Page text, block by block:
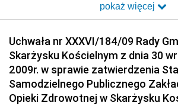
Dziennik Urzędowy Ministra
Elektronicznej
Dziennik Urzędowy Ministra Spraw
Administracji
Dziennik Urzędowy Ministra
pokaż więcej
Uchwała nr XXXVI/184/09 Rady
Skarżysku Kościelnym z dnia 30
2009r. w sprawie zatwierdzenia
Samodzielnego Publicznego
Opieki Zdrowotnej w Skarżysku